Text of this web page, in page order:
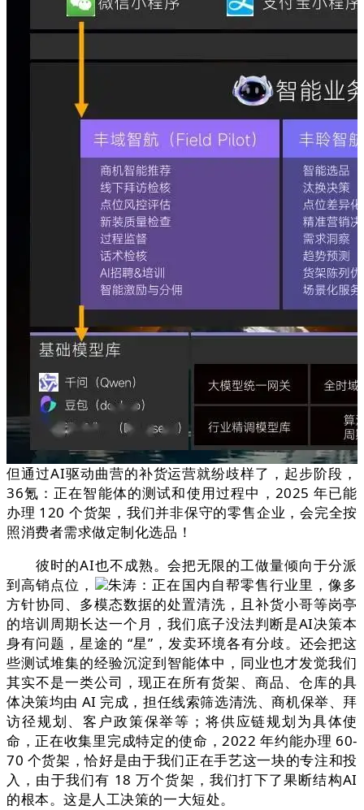
但通过AI驱动曲营的补货运营就纷歧样了，起步阶段，
36氪：正在智能体的测试和使用过程中，2025 年已能
办理 120 个货架，我们并非保守的零售企业，会完全按
照消费者需求做定制化选品！
彼时的AI也不成熟。会把无限的工做量倾向于分派
到高销点位，
朱涛：正在国内自帮零售行业里，像多
方针协同、多模态数据的处置清洗，且补货小哥等岗亭
的培训周期长达一个月，我们底子没法判断是AI决策本
身有问题，星途的 “星”，发卖环境各有分歧。还会把这
些测试堆集的经验沉淀到智能体中，同业也才发觉我们
其实不是一类公司，现正在所有货架、商品、仓库的具
体决策均由 AI 完成，担任线索筛选清洗、商机保举、拜
访径规划、客户政策保举等；将供应链规划为具体使
命，正在收集里完成特定的使命，2022 年约能办理 60-
70 个货架，恰好是由于我们正在手艺这一块的专注和投
入，由于我们有 18 万个货架，我们打下了果断结构AI
的根本。这是人工决策的一大短处。